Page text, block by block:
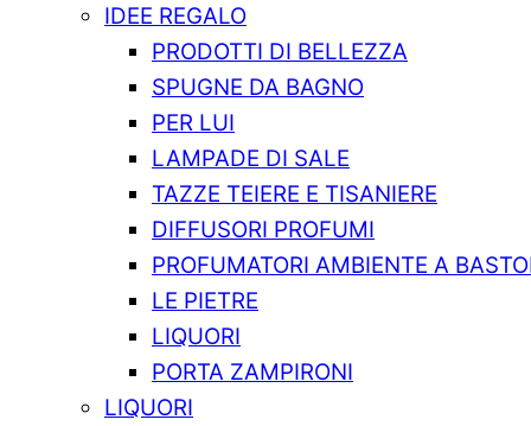
IDEE REGALO
PRODOTTI DI BELLEZZA
SPUGNE DA BAGNO
PER LUI
LAMPADE DI SALE
TAZZE TEIERE E TISANIERE
DIFFUSORI PROFUMI
PROFUMATORI AMBIENTE A
LE PIETRE
LIQUORI
PORTA ZAMPIRONI
LIQUORI